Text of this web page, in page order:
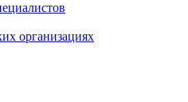
организациях